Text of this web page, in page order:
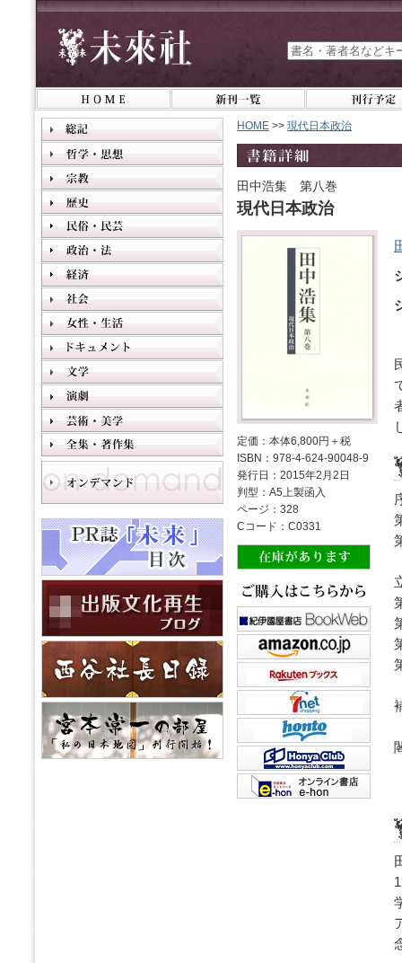
HOME >> 現代日本政治
田中浩集 第八巻
現代日本政治
定価：本体6,800円＋税
ISBN：978-4-624-90048-9
発行日：2015年2月2日
判型：A5上製函入
ページ：328
Cコード：C0331